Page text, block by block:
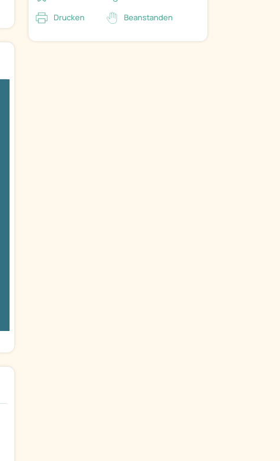
Drucken Beanstanden